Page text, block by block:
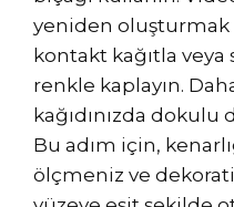
yeniden oluşturmak
kontakt kağıtla
renkle kaplayın.
kağıdınızda
Bu adım için,
ölçmeniz ve